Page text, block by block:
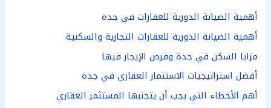
أهمية الصيانة الدورية للعقارات في جدة
أهمية الصيانة الدورية للعقارات التجارية والسكنية
مزايا السكن في جدة وفرص الإيجار فيها
أفضل استراتيجيات الاستثمار العقاري في جدة
أهم الأخطاء التي يجب أن يتجنبها المستثمر العقاري